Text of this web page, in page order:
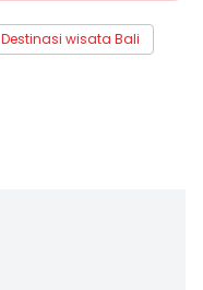
Destinasi wisata Bali